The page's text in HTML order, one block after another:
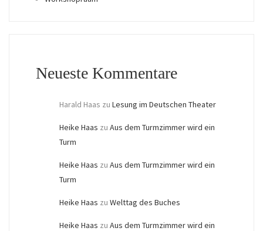
Neueste Kommentare
Harald Haas zu Lesung im Deutschen Theater
Heike Haas zu Aus dem Turmzimmer wird ein
Turm
Heike Haas zu Aus dem Turmzimmer wird ein
Turm
Heike Haas zu Welttag des Buches
Heike Haas zu Aus dem Turmzimmer wird ein